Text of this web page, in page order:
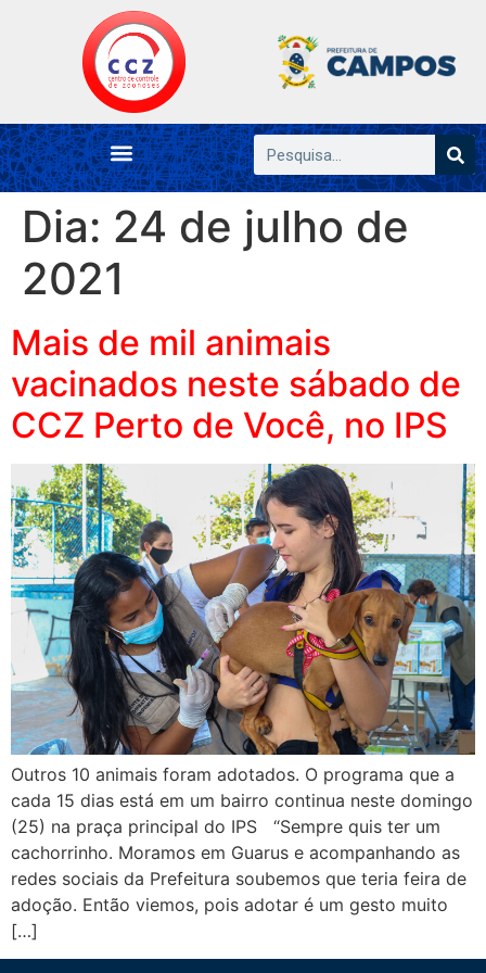
Dia: 24 de julho de
2021
Mais de mil animais
vacinados neste sábado de
CCZ Perto de Você, no IPS
Outros 10 animais foram adotados. O programa que a
cada 15 dias está em um bairro continua neste domingo
(25) na praça principal do IPS “Sempre quis ter um
cachorrinho. Moramos em Guarus e acompanhando as
redes sociais da Prefeitura soubemos que teria feira de
adoção. Então viemos, pois adotar é um gesto muito
[…]